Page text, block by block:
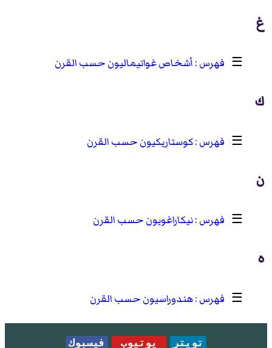
غ
☰ أشخاص غواتيماليون حسب القرن
ك
☰ كوستاريكيون حسب القرن
ن
☰ نيكاراغويون حسب القرن
ه
☰ هندوراسيون حسب القرن
تويتر يوتيوب فيسبوك